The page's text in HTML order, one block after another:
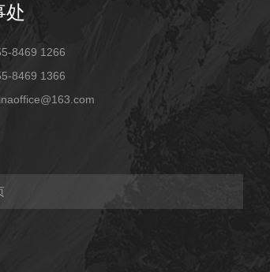
处
8469 1266
8469 1366